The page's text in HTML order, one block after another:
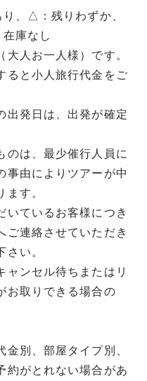
、△：残りわずか、
庫なし
人お一人様）です。
ると小人旅行代金をご
出発日は、出発が確定
のは、最少催行人員に
事由によりツアーが中
ます。
いているお客様につき
ご連絡させていただき
さい。
ンセル待ちまたはリ
お取りできる場合の
別、部屋タイプ別、
約がとれない場合があ